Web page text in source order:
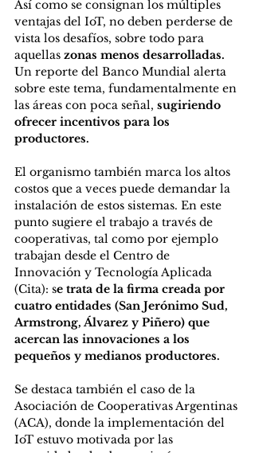
Así como se consignan los múltiples
ventajas del IoT, no deben perderse de
vista los desafíos, sobre todo para
aquellas zonas menos desarrolladas.
Un reporte del Banco Mundial alerta
sobre este tema, fundamentalmente en
las áreas con poca señal, sugiriendo
ofrecer incentivos para los
productores.
El organismo también marca los altos
costos que a veces puede demandar la
instalación de estos sistemas. En este
punto sugiere el trabajo a través de
cooperativas, tal como por ejemplo
trabajan desde el Centro de
Innovación y Tecnología Aplicada
(Cita): se trata de la firma creada por
cuatro entidades (San Jerónimo Sud,
Armstrong, Álvarez y Piñero) que
acercan las innovaciones a los
pequeños y medianos productores.
Se destaca también el caso de la
Asociación de Cooperativas Argentinas
(ACA), donde la implementación del
IoT estuvo motivada por las